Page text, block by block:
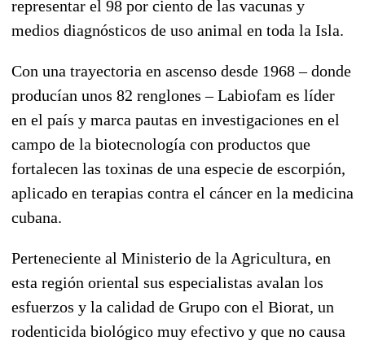
representar el 98 por ciento de las vacunas y
medios diagnósticos de uso animal en toda la Isla.
Con una trayectoria en ascenso desde 1968 – donde
producían unos 82 renglones – Labiofam es líder
en el país y marca pautas en investigaciones en el
campo de la biotecnología con productos que
fortalecen las toxinas de una especie de escorpión,
aplicado en terapias contra el cáncer en la medicina
cubana.
Perteneciente al Ministerio de la Agricultura, en
esta región oriental sus especialistas avalan los
esfuerzos y la calidad de Grupo con el Biorat, un
rodenticida biológico muy efectivo y que no causa